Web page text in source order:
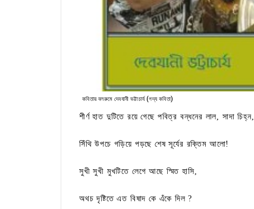
কবিতায় বলরুমে দেবযানী ভট্টাচার্য (গদ্য কবিতা)
শীর্ণ হাত দুটিতে রয়ে গেছে পবিত্র বন্ধনের লাল, সাদা চিহ্ন,
সিঁথি উপচে গড়িয়ে পড়ছে শেষ সূর্যের রক্তিম আলো!
সুখী সুখী মুখটিতে লেগে আছে স্মিত হাসি,
অথচ দৃষ্টিতে এত বিষাদ কে এঁকে দিল ?